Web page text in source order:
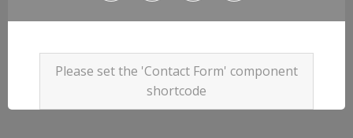
Please set the 'Contact Form' component
shortcode